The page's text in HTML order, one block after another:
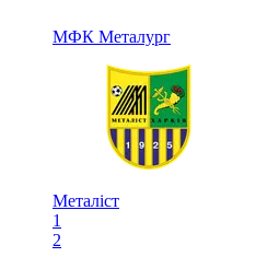
МФК Металург
Металіст
1
2